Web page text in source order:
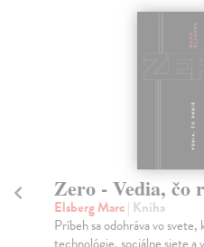
Miško a Brumko
správať
Kozlowska Katarzyna| Kniha